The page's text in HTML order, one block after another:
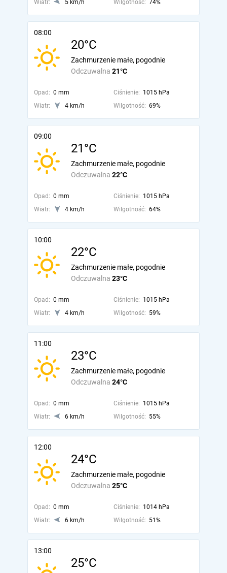
Wiatr: 5 km/h Wilgotność: 74%
08:00
20°C
Odczuwalna 21°C
Zachmurzenie małe, pogodnie
Opad: 0 mm Ciśnienie: 1015 hPa
Wiatr:
4 km/h Wilgotność: 69%
09:00
21°C
Odczuwalna 22°C
Zachmurzenie małe, pogodnie
Opad: 0 mm Ciśnienie: 1015 hPa
Wiatr:
4 km/h Wilgotność: 64%
10:00
22°C
Odczuwalna 23°C
Zachmurzenie małe, pogodnie
Opad: 0 mm Ciśnienie: 1015 hPa
Wiatr:
4 km/h Wilgotność: 59%
11:00
23°C
Odczuwalna 24°C
Zachmurzenie małe, pogodnie
Opad: 0 mm Ciśnienie: 1015 hPa
Wiatr:
6 km/h Wilgotność: 55%
12:00
24°C
Odczuwalna 25°C
Zachmurzenie małe, pogodnie
Opad: 0 mm Ciśnienie: 1014 hPa
Wiatr:
6 km/h Wilgotność: 51%
13:00
25°C